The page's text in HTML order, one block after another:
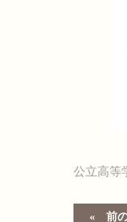
公立高等
前